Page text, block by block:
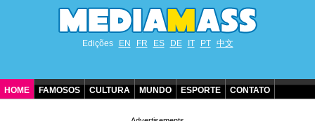
Edições EN FR ES DE IT PT 中文
HOME FAMOSOS CULTURA MUNDO ESPORTE CONTATO